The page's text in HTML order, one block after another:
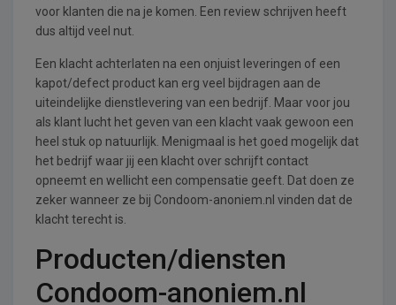
voor klanten die na je komen. Een review schrijven heeft
dus altijd veel nut.
Een klacht achterlaten na een onjuist leveringen of een
kapot/defect product kan erg veel bijdragen aan de
uiteindelijke dienstlevering van een bedrijf. Maar voor jou
als klant lucht het geven van een klacht vaak gewoon een
heel stuk op natuurlijk. Menigmaal is het goed mogelijk dat
het bedrijf waar jij een klacht over schrijft contact
opneemt en wellicht een compensatie geeft. Dat doen ze
zeker wanneer ze bij Condoom-anoniem.nl vinden dat de
klacht terecht is.
Producten/diensten
Condoom-anoniem.nl